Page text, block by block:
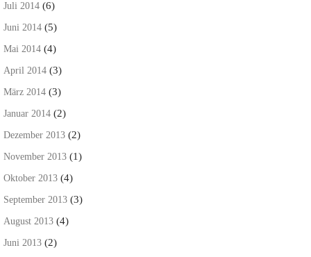
Juli 2014 (6)
Juni 2014 (5)
Mai 2014 (4)
April 2014 (3)
März 2014 (3)
Januar 2014 (2)
Dezember 2013 (2)
November 2013 (1)
Oktober 2013 (4)
September 2013 (3)
August 2013 (4)
Juni 2013 (2)